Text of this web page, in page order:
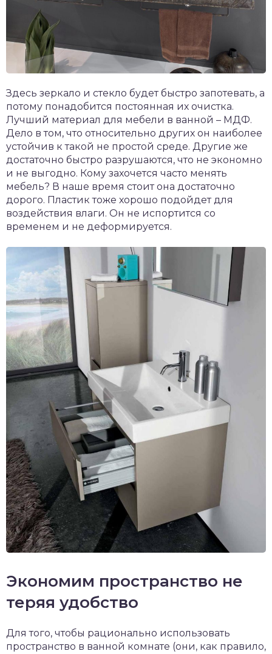
Здесь зеркало и стекло будет быстро запотевать, а
потому понадобится постоянная их очистка.
Лучший материал для мебели в ванной – МДФ.
Дело в том, что относительно других он наиболее
устойчив к такой не простой среде. Другие же
достаточно быстро разрушаются, что не экономно
и не выгодно. Кому захочется часто менять
мебель? В наше время стоит она достаточно
дорого. Пластик тоже хорошо подойдет для
воздействия влаги. Он не испортится со
временем и не деформируется.
Экономим пространство не
теряя удобство
Для того, чтобы рационально использовать
пространство в ванной комнате (они, как правило,